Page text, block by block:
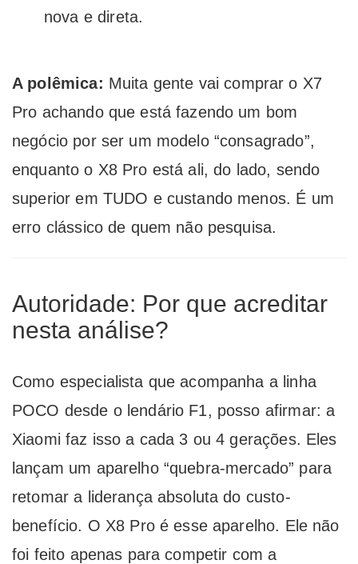
nova e direta.
A polêmica: Muita gente vai comprar o X7
Pro achando que está fazendo um bom
negócio por ser um modelo “consagrado”,
enquanto o X8 Pro está ali, do lado, sendo
superior em TUDO e custando menos. É um
erro clássico de quem não pesquisa.
Autoridade: Por que acreditar
nesta análise?
Como especialista que acompanha a linha
POCO desde o lendário F1, posso afirmar: a
Xiaomi faz isso a cada 3 ou 4 gerações. Eles
lançam um aparelho “quebra-mercado” para
retomar a liderança absoluta do custo-
benefício. O X8 Pro é esse aparelho. Ele não
foi feito apenas para competir com a